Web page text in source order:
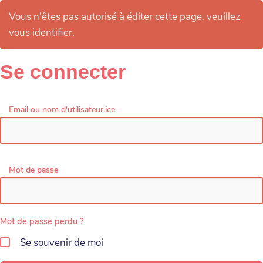
Vous n'êtes pas autorisé à éditer cette page. veuillez
vous identifier.
Se connecter
Email ou nom d'utilisateur.ice
Mot de passe
Mot de passe perdu ?
Se souvenir de moi